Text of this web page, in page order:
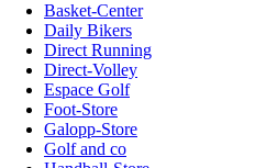
Basket-Center
Daily Bikers
Direct Running
Direct-Volley
Espace Golf
Foot-Store
Galopp-Store
Golf and co